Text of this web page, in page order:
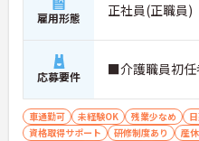
雇用形態 正社員(正職員)
応募要件 ■介護職員初任
車通勤可 未経験OK 残業少なめ
資格取得サポート
研修制度あり 産